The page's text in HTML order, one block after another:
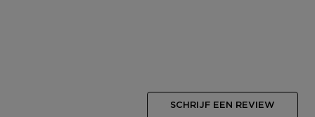
SCHRIJF EEN REVIEW